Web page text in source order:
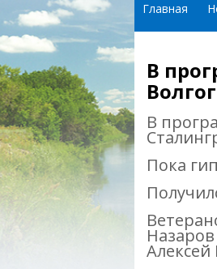
Главная
В
В
Пока